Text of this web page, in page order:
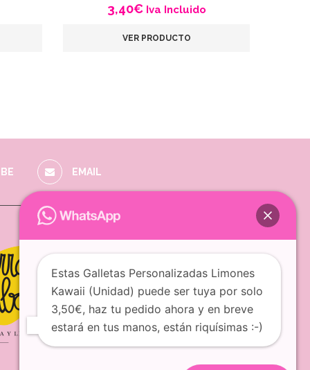
3,40€ Iva Incluido
VER PRODUCTO
EMAIL
Estas Galletas Personalizadas Limones
Kawaii (Unidad) puede ser tuya por solo
3,50€, haz tu pedido ahora y en breve
estará en tus manos, están riquísimas :-)